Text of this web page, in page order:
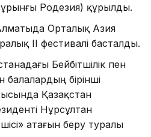
Родезия) құрылды.
Орталық Азия
II фестивалі басталды.
Бейбітшілік пен
балалардың бірінші
Қазақстан
Нұрсұлтан
атағын беру туралы